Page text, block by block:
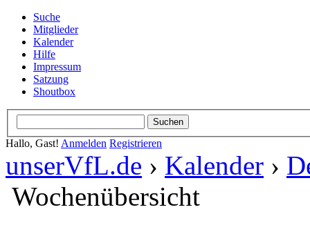
Suche
Mitglieder
Kalender
Hilfe
Impressum
Satzung
Shoutbox
Hallo, Gast! Anmelden Registrieren
unserVfL.de › Kalender ›
Wochenübersicht